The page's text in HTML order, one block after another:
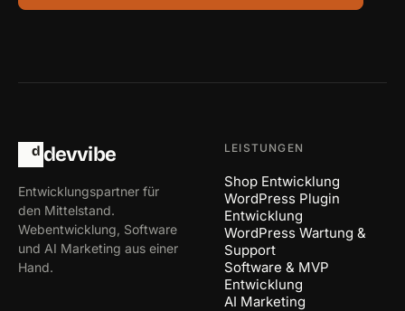
d devvibe
Entwicklungspartner für
den Mittelstand.
Webentwicklung, Software
und AI Marketing aus einer
Hand.
LEISTUNGEN
Shop Entwicklung
WordPress Plugin
Entwicklung
WordPress Wartung &
Support
Software & MVP
Entwicklung
AI Marketing